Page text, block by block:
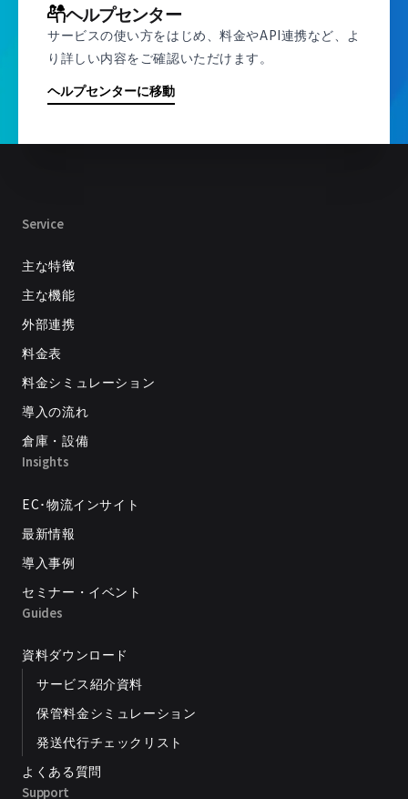
ヘルプセンター
サービスの使い方をはじめ、料金やAPI連携など、よ
り詳しい内容をご確認いただけます。
ヘルプセンターに移動
Service
主な特徴
主な機能
外部連携
料金表
料金シミュレーション
導入の流れ
倉庫・設備
Insights
EC･物流インサイト
最新情報
導入事例
セミナー・イベント
Guides
資料ダウンロード
サービス紹介資料
保管料金シミュレーション
発送代行チェックリスト
よくある質問
Support